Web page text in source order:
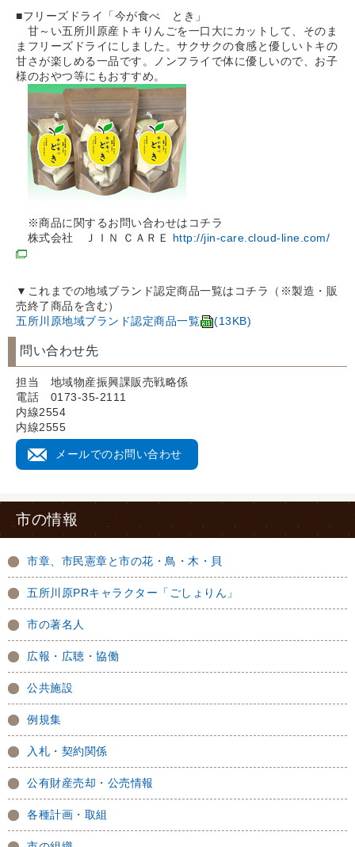
■フリーズドライ「今が食べ とき」
甘～い五所川原産トキりんごを一口大にカットして、そのま
まフリーズドライにしました。サクサクの食感と優しいトキの
甘さが楽しめる一品です。ノンフライで体に優しいので、お子
様のおやつ等にもおすすめ。
※商品に関するお問い合わせはコチラ
株式会社 ＪＩＮ ＣＡＲＥ http://jin-care.cloud-line.com/
▼これまでの地域ブランド認定商品一覧はコチラ（※製造・販
売終了商品を含む）
五所川原地域ブランド認定商品一覧
(13KB)
問い合わせ先
担当 地域物産振興課販売戦略係
電話 0173-35-2111
内線2554
内線2555
メールでのお問い合わせ
市の情報
市章、市民憲章と市の花・鳥・木・貝
五所川原PRキャラクター「ごしょりん」
市の著名人
広報・広聴・協働
公共施設
例規集
入札・契約関係
公有財産売却・公売情報
各種計画・取組